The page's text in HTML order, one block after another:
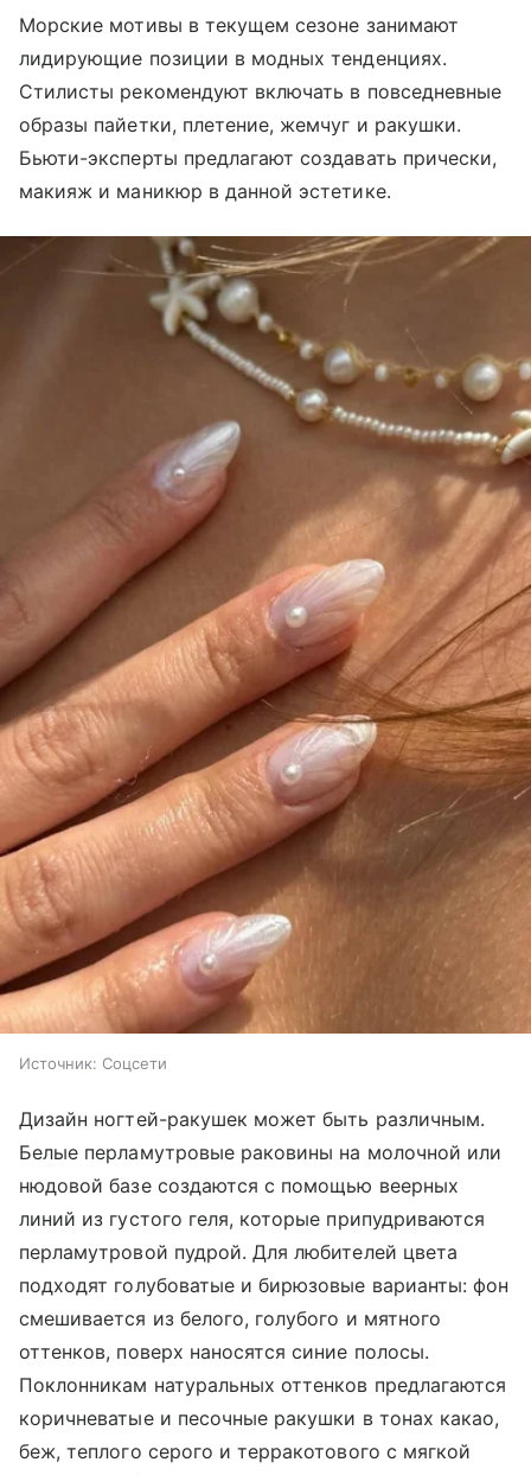
Морские мотивы в текущем сезоне занимают
лидирующие позиции в модных тенденциях.
Стилисты рекомендуют включать в повседневные
образы пайетки, плетение, жемчуг и ракушки.
Бьюти-эксперты предлагают создавать прически,
макияж и маникюр в данной эстетике.
Источник: Соцсети
Дизайн ногтей-ракушек может быть различным.
Белые перламутровые раковины на молочной или
нюдовой базе создаются с помощью веерных
линий из густого геля, которые припудриваются
перламутровой пудрой. Для любителей цвета
подходят голубоватые и бирюзовые варианты: фон
смешивается из белого, голубого и мятного
оттенков, поверх наносятся синие полосы.
Поклонникам натуральных оттенков предлагаются
коричневатые и песочные ракушки в тонах какао,
беж, теплого серого и терракотового с мягкой